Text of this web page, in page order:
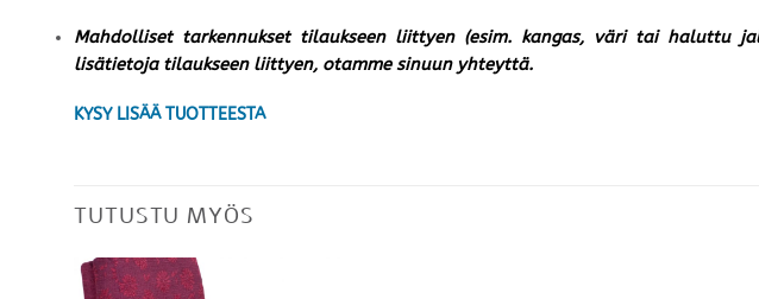
Mahdolliset tarkennukset tilaukseen liittyen (esim. kangas, väri tai haluttu
lisätietoja tilaukseen liittyen, otamme sinuun yhteyttä.
KYSY LISÄÄ TUOTTEESTA
TUTUSTU MYÖS